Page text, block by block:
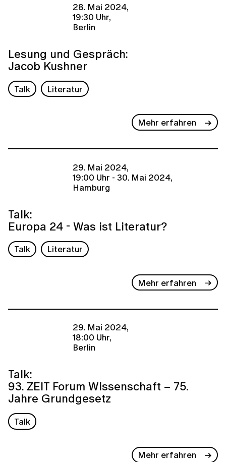
28. Mai 2024,
19:30 Uhr,
Berlin
Lesung und Gespräch:
Jacob Kushner
Talk Literatur
Mehr erfahren
29. Mai 2024,
19:00 Uhr - 30. Mai 2024,
Hamburg
Talk:
Europa 24 - Was ist Literatur?
Talk Literatur
Mehr erfahren
29. Mai 2024,
18:00 Uhr,
Berlin
Talk:
93. ZEIT Forum Wissenschaft – 75.
Jahre Grundgesetz
Talk
Mehr erfahren